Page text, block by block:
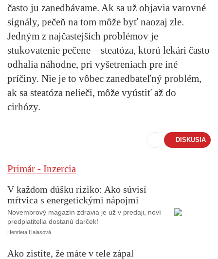
často ju zanedbávame. Ak sa už objavia varovné
signály, pečeň na tom môže byť naozaj zle.
Jedným z najčastejších problémov je
stukovatenie pečene – steatóza, ktorú lekári často
odhalia náhodne, pri vyšetreniach pre iné
príčiny. Nie je to vôbec zanedbateľný problém,
ak sa steatóza nelieči, môže vyústiť až do
cirhózy.
DISKUSIA
Primár - Inzercia
V každom dúšku riziko: Ako súvisí
mŕtvica s energetickými nápojmi
Novembrový magazín zdravia je už v predaji, noví
predplatitelia dostanú darček!
Henrieta Halasová
Ako zistíte, že máte v tele zápal